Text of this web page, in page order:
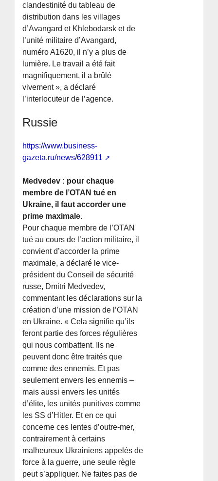
clandestinité du tableau de
distribution dans les villages
d’Avangard et Khlebodarsk et de
l’unité militaire d’Avangard,
numéro A1620, il n’y a plus de
lumière. Le travail a été fait
magnifiquement, il a brûlé
vivement », a déclaré
l’interlocuteur de l’agence.
Russie
https://www.business-
gazeta.ru/news/628911
Medvedev : pour chaque
membre de l’OTAN tué en
Ukraine, il faut accorder une
prime maximale.
Pour chaque membre de l’OTAN
tué au cours de l’action militaire, il
convient d’accorder la prime
maximale, a déclaré le vice-
président du Conseil de sécurité
russe, Dmitri Medvedev,
commentant les déclarations sur la
création d’une mission de l’OTAN
en Ukraine. « Cela signifie qu’ils
feront partie des forces régulières
qui nous combattent. Ils ne
peuvent donc être traités que
comme des ennemis. Et pas
seulement envers les ennemis –
mais aussi envers les unités
d’élite, les unités punitives comme
les SS d’Hitler. Et en ce qui
concerne ces lentes d’outre-mer,
contrairement à certains
malheureux Ukrainiens appelés de
force à la guerre, une seule règle
peut s’appliquer. Ne faites pas de